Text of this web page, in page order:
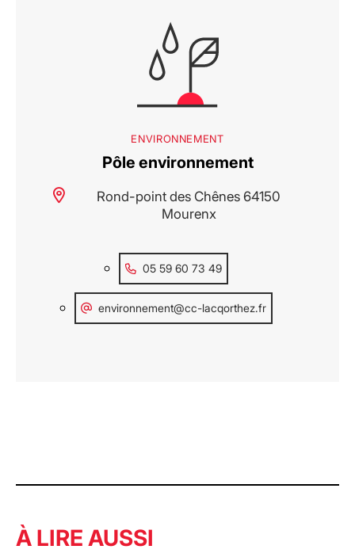
ENVIRONNEMENT
Pôle environnement
Rond-point des Chênes 64150
Mourenx
05 59 60 73 49
environnement@cc-lacqorthez.fr
À LIRE AUSSI